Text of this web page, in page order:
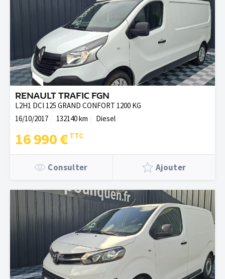
RENAULT TRAFIC FGN
L2H1 DCI 125 GRAND CONFORT 1200 KG
16/10/2017
132140 km Diesel
16 990 €
Consulter Ajouter